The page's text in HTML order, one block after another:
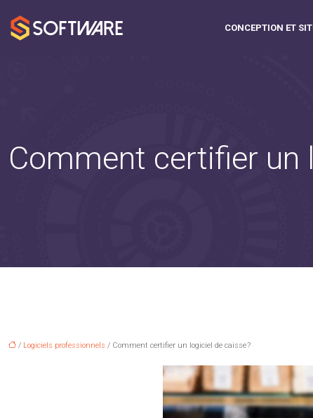
CONCEPTION ET
Comment certifier un
/ Logiciels professionnels / Comment certifier un logiciel de caisse ?